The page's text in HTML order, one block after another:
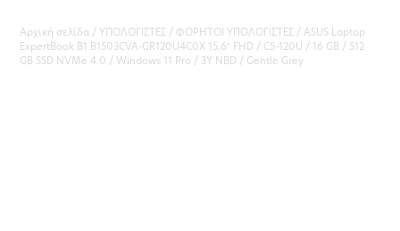
Αρχική σελίδα / ΥΠΟΛΟΓΙΣΤΕΣ / ΦΟΡΗΤΟΙ ΥΠΟΛΟΓΙΣΤΕΣ / ASUS Laptop
ExpertBook B1 B1503CVA-GR120U4C0X 15,6″ FHD / C5-120U / 16 GB / 512
GB SSD NVMe 4.0 / Windows 11 Pro / 3Y NBD / Gentle Grey